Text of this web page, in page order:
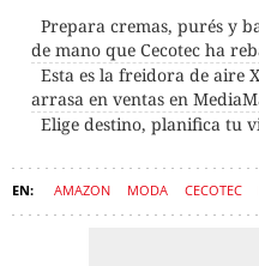
Prepara cremas, purés y
de mano que Cecotec ha
Esta es la freidora de aire
arrasa en ventas en
Elige destino, planifica tu
AMAZON MODA CECOTEC